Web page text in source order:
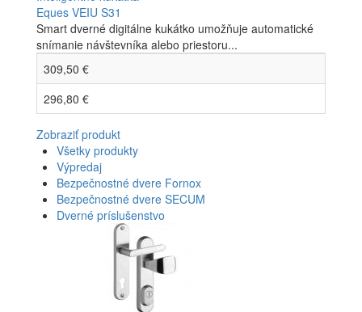
Eques VEIU S31
Smart dverné digitálne kukátko umožňuje automatické
snímanie návštevníka alebo priestoru...
309,50 €
296,80 €
Zobraziť produkt
Všetky produkty
Výpredaj
Bezpečnostné dvere Fornox
Bezpečnostné dvere SECUM
Dverné príslušenstvo